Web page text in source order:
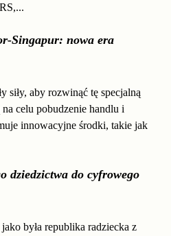
Singapur: nowa era
siły, aby rozwinąć tę specjalną
celu pobudzenie handlu i
innowacyjne środki, takie jak
dziedzictwa do cyfrowego
była republika radziecka z